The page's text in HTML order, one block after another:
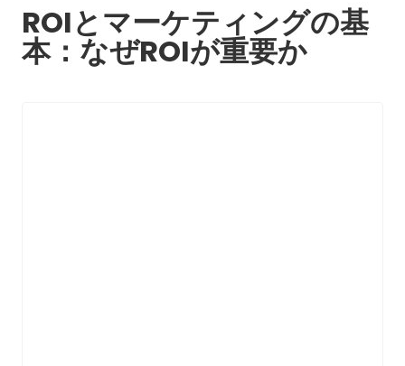
ROIとマーケティングの基
本：なぜROIが重要か